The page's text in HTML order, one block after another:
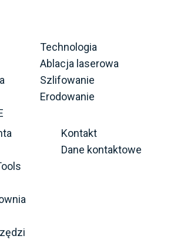
Technologia
Ablacja laserowa
Szlifowanie
Erodowanie
Kontakt
Dane kontaktowe